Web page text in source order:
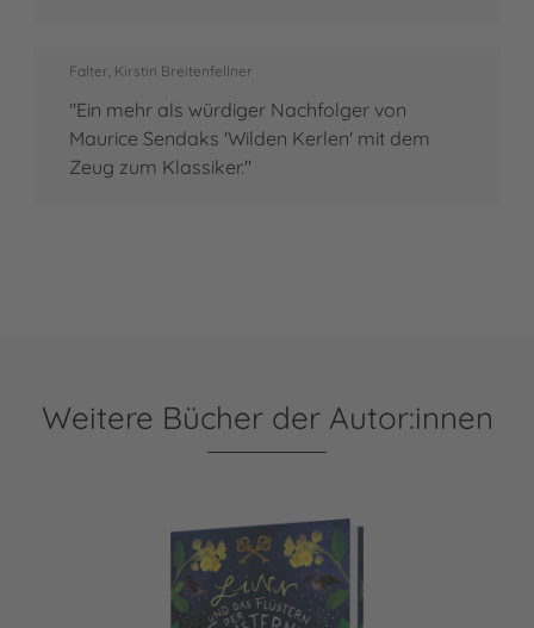
Falter, Kirstin Breitenfellner
"Ein mehr als würdiger Nachfolger von
Maurice Sendaks 'Wilden Kerlen' mit dem
Zeug zum Klassiker."
Weitere Bücher der Autor:innen